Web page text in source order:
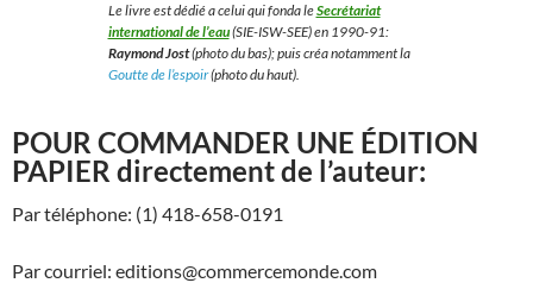
Le livre est dédié a celui qui fonda leSecrétariat
international de l’eau(SIE-ISW-SEE) en 1990-91:
Raymond Jost(photo du bas); puis créa notamment la
Goutte de l’espoir(photo du haut).
POUR COMMANDER UNE ÉDITION
PAPIER directement de l’auteur:
Par téléphone: (1) 418-658-0191
Par courriel: editions@commercemonde.com